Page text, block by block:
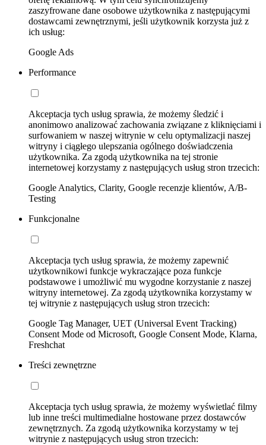
zaszyfrowane dane osobowe użytkownika z następującymi
dostawcami zewnętrznymi, jeśli użytkownik korzysta już z
ich usług:
Google Ads
Performance
Akceptacja tych usług sprawia, że możemy śledzić i
anonimowo analizować zachowania związane z kliknięciami i
surfowaniem w naszej witrynie w celu optymalizacji naszej
witryny i ciągłego ulepszania ogólnego doświadczenia
użytkownika. Za zgodą użytkownika na tej stronie
internetowej korzystamy z następujących usług stron trzecich:
Google Analytics, Clarity, Google recenzje klientów, A/B-
Testing
Funkcjonalne
Akceptacja tych usług sprawia, że możemy zapewnić
użytkownikowi funkcje wykraczające poza funkcje
podstawowe i umożliwić mu wygodne korzystanie z naszej
witryny internetowej. Za zgodą użytkownika korzystamy w
tej witrynie z następujących usług stron trzecich:
Google Tag Manager, UET (Universal Event Tracking)
Consent Mode od Microsoft, Google Consent Mode, Klarna,
Freshchat
Treści zewnętrzne
Akceptacja tych usług sprawia, że możemy wyświetlać filmy
lub inne treści multimedialne hostowane przez dostawców
zewnętrznych. Za zgodą użytkownika korzystamy w tej
witrynie z następujących usług stron trzecich: